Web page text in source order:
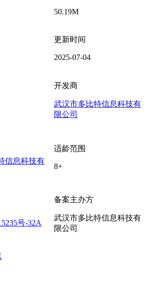
50.19M
更新时间
2025-07-04
开发商
武汉市多比特信息科技有
限公司
信息科技有
适龄范围
8+
号-32A
备案主办方
武汉市多比特信息科技有
限公司